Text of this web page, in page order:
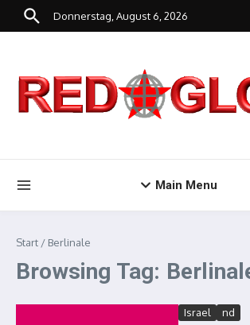
Zum Inhalt springen
Donnerstag, August 6, 2026
Main Menu
Start / Berlinale
Browsing Tag:
Israel nd